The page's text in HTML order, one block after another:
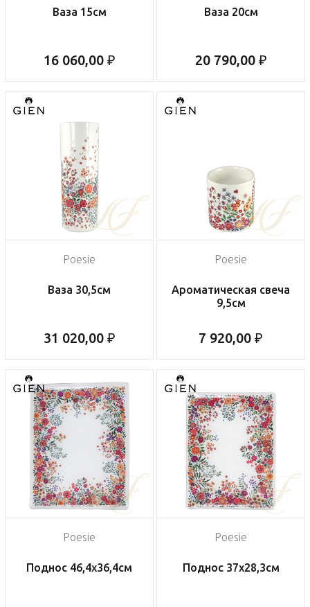
Ваза 15см
16 060,00 ₽
Ваза 20см
20 790,00 ₽
Poesie
Ваза 30,5см
31 020,00 ₽
Poesie
Ароматическая свеча
9,5см
7 920,00 ₽
Poesie
Поднос 46,4х36,4см
Poesie
Поднос 37х28,3см